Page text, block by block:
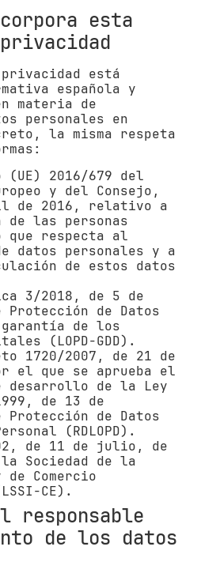
esta
está
española y
materia de
personales en
la misma respeta
(UE) 2016/679 del
y del Consejo,
de 2016, relativo a
las personas
respecta al
datos personales y a
de estos datos
3/2018, de 5 de
Protección de Datos
de los
(LOPD-GDD).
1720/2007, de 21 de
el que se aprueba el
desarrollo de la Ley
de 13 de
Protección de Datos
(RDLOPD).
de 11 de julio, de
Sociedad de la
Comercio
CE).
responsable
de los datos